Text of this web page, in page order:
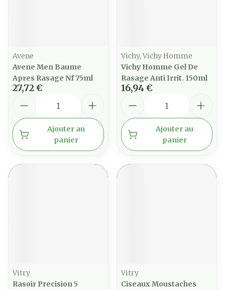
Avene
Avene Men Baume
Apres Rasage Nf 75ml
27,72 €
Ajouter au
panier
Vichy, Vichy Homme
Vichy Homme Gel De
Rasage Anti Irrit. 150ml
16,94 €
Ajouter au
panier
Vitry
Rasoir Precision 5
Vitry
Ciseaux Moustaches